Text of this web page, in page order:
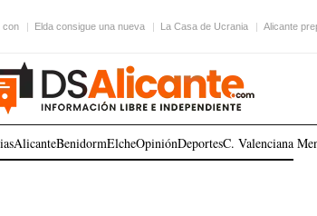
con Elda consigue una nueva La Casa de Ucrania Alicante
AlicanteBenidormElcheOpiniónDeportesC. Valenciana